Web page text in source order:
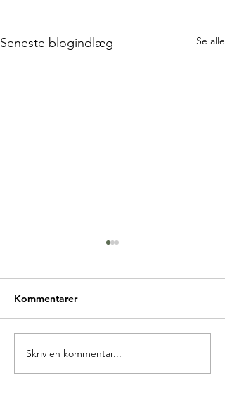
Seneste blogindlæg Se alle
Glædelig Grundlovsdag
Kommentarer
Skriv en kommentar...